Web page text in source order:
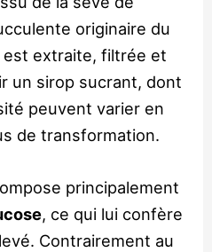
originaire du
extraite, filtrée et
un sirop sucrant, dont
peuvent varier en
de transformation.
principalement
, ce qui lui confère
Contrairement au